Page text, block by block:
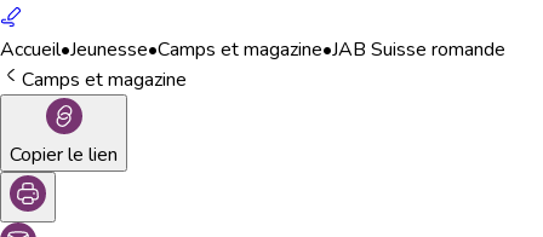
Accueil•Jeunesse•Camps et magazine•JAB Suisse romande
Camps et magazine
Copier le lien